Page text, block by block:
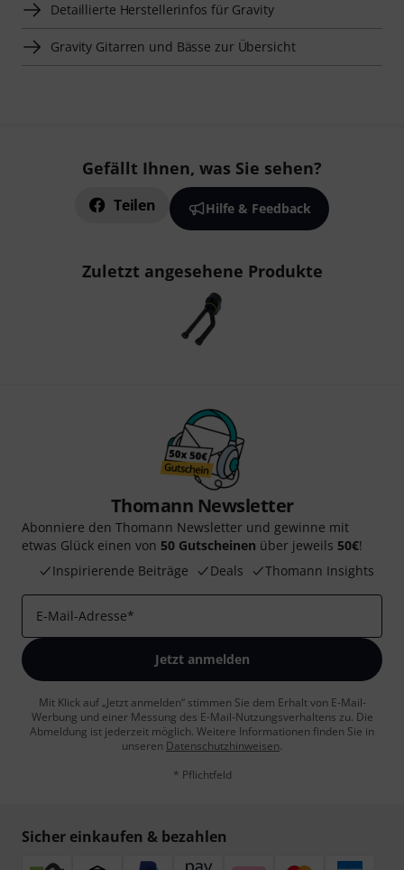
Detaillierte Herstellerinfos für Gravity
Gravity Gitarren und Bässe zur Übersicht
Gefällt Ihnen, was Sie sehen?
Teilen Hilfe & Feedback
Zuletzt angesehene Produkte
Thomann Newsletter
Abonniere den Thomann Newsletter und gewinne mit
etwas Glück einen von 50 Gutscheinen über jeweils 50€!
Inspirierende Beiträge
Deals Thomann Insights
E-Mail-Adresse*
Jetzt anmelden
Mit Klick auf „Jetzt anmelden“ stimmen Sie dem Erhalt von E-Mail-
Werbung und einer Messung des E-Mail-Nutzungsverhaltens zu. Die
Abmeldung ist jederzeit möglich. Weitere Informationen finden Sie in
unseren Datenschutzhinweisen.
* Pflichtfeld
Sicher einkaufen & bezahlen